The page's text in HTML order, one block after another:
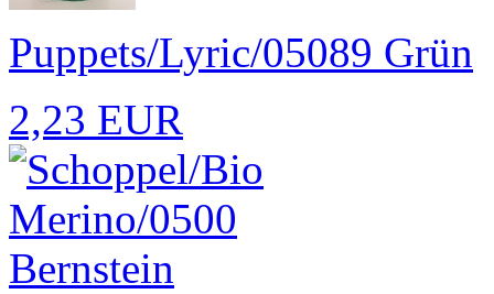
Puppets/Lyric/05089 Grün
2,23 EUR